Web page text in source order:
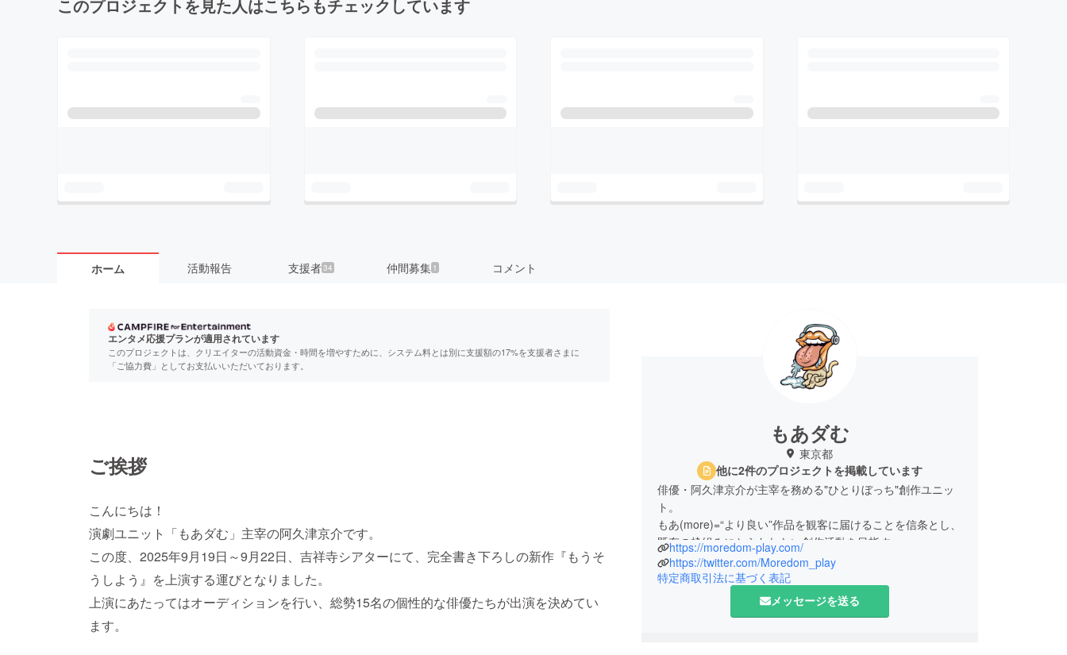
このプロジェクトを見た人はこちらもチェックしています
ホーム 活動報告 支援者34 仲間募集 1 コメント
エンタメ応援プランが適用されています
このプロジェクトは、クリエイターの活動資金・時間を増やすために、システム料とは別に支援額の17%を支援者さまに
「ご協力費」としてお支払いいただいております。
ご挨拶
こんにちは！
演劇ユニット「もあダむ」主宰の阿久津京介です。
この度、2025年9月19日～9月22日、吉祥寺シアターにて、完全書き下ろしの新作『もうそ
うしよう』を上演する運びとなりました。
上演にあたってはオーディションを行い、総勢15名の個性的な俳優たちが出演を決めてい
ます。
もあダむ
東京都
他に2件のプロジェクトを掲載しています
俳優・阿久津京介が主宰を務める"ひとりぼっち"創作ユニッ
ト。
もあ(more)=“より良い”作品を観客に届けることを信条とし、
既存の枠組みにとらわれない創作活動を目指す。
「日常」の中に自身の感性を最大限に活かした突飛な設定を
織り交ぜる、大胆、かつ独創性 のある作風が特徴である。
https://moredom-play.com/
https://twitter.com/Moredom_play
特定商取引法に基づく表記
メッセージを送る